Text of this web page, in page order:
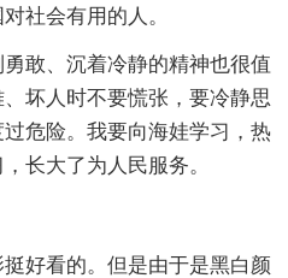
社会有用的人。
敢、沉着冷静的精神也很值
坏人时不要慌张，要冷静思
危险。我要向海娃学习，热
长大了为人民服务。
好看的。但是由于是黑白颜